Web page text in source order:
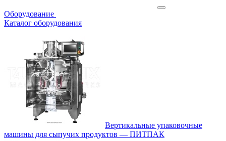
Оборудование
Каталог оборудования
Вертикальные упаковочные
машины для сыпучих продуктов — ПИТПАК